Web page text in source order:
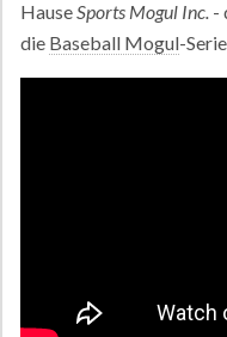
HauseSports Mogul Inc. -
die Baseball Mogul-